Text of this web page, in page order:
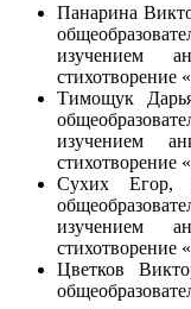
Панарина
изучением
стихотворение
Тимощук
изучением
стихотворение
Сухих Егор,
изучением
стихотворение
Цветков